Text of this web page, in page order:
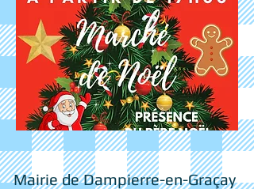
Mairie de Dampierre-en-Graçay